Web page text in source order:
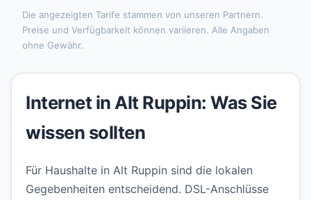
Die angezeigten Tarife stammen von unseren Partnern.
Preise und Verfügbarkeit können variieren. Alle Angaben
ohne Gewähr.
Internet in Alt Ruppin: Was Sie
wissen sollten
Für Haushalte in Alt Ruppin sind die lokalen
Gegebenheiten entscheidend. DSL-Anschlüsse